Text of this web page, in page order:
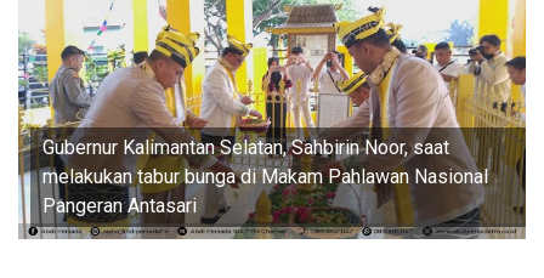
Gubernur Kalimantan Selatan, Sahbirin Noor, saat
melakukan tabur bunga di Makam Pahlawan Nasional
Pangeran Antasari